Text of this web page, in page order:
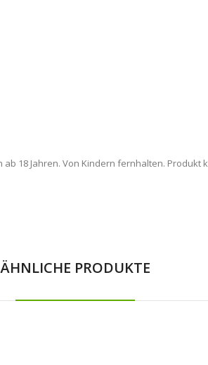
18 Jahren. Von Kindern fernhalten. Produkt
ÄHNLICHE PRODUKTE